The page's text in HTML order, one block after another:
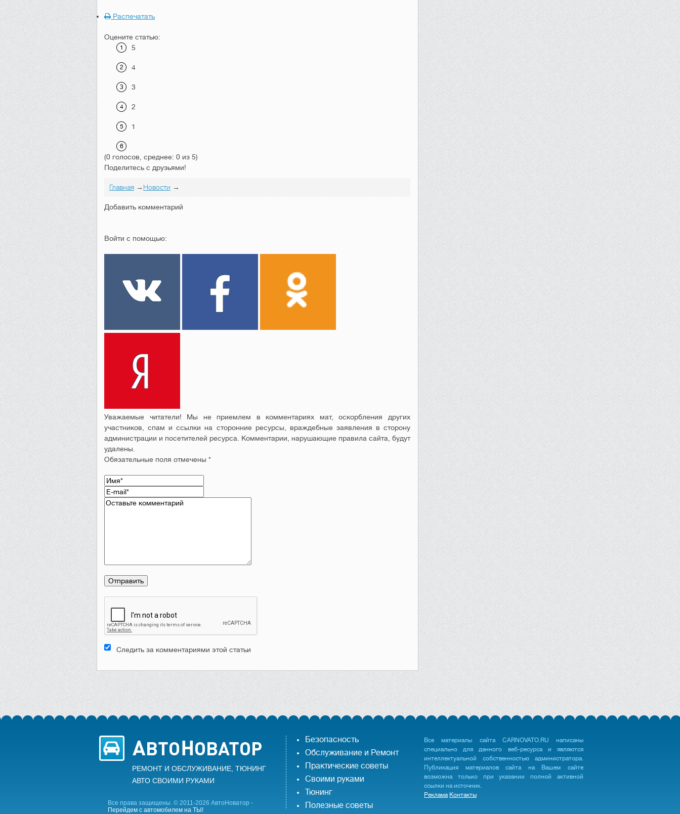
Распечатать
Оцените статью:
5
4
3
2
1
(0 голосов, среднее: 0 из 5)
Поделитесь с друзьями!
Главная →Новости →
Добавить комментарий
Войти с помощью:
Уважаемые читатели! Мы не приемлем в комментариях мат, оскорбления других
участников, спам и ссылки на сторонние ресурсы, враждебные заявления в сторону
администрации и посетителей ресурса. Комментарии, нарушающие правила сайта, будут
удалены.
Обязательные поля отмечены *
Следить за комментариями этой статьи
РЕМОНТ И ОБСЛУЖИВАНИЕ, ТЮНИНГ
АВТО CВОИМИ РУКАМИ
Все права защищены. © 2011-2026 АвтоНоватор -
Перейдем с автомобилем на ТЫ!
Безопасность
Обслуживание и Ремонт
Практические советы
Своими руками
Тюнинг
Полезные советы
Все материалы сайта CARNOVATO.RU написаны
специально для данного веб-ресурса и являются
интеллектуальной собственностью администратора.
Публикация материалов сайта на Вашем сайте
возможна только при указании полной активной
ссылки на источник.
Реклама Контакты